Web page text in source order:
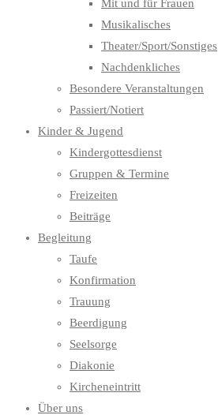
Mit und für Frauen
Musikalisches
Theater/Sport/Sonstiges
Nachdenkliches
Besondere Veranstaltungen
Passiert/Notiert
Kinder & Jugend
Kindergottesdienst
Gruppen & Termine
Freizeiten
Beiträge
Begleitung
Taufe
Konfirmation
Trauung
Beerdigung
Seelsorge
Diakonie
Kircheneintritt
Über uns